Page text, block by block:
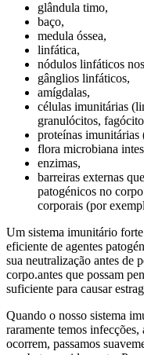
glândula timo,
baço,
medula óssea,
linfática,
nódulos linfáticos
gânglios linfáticos,
amígdalas,
células imunitárias
granulócitos,
proteínas imunitárias
flora microbiana
enzimas,
barreiras externas
patogénicos no
corporais (por
Um sistema imunitário
eficiente de agentes
sua neutralização antes de
corpo.antes que possam
suficiente para causar
Quando o nosso sistema
raramente temos
ocorrem, passamos